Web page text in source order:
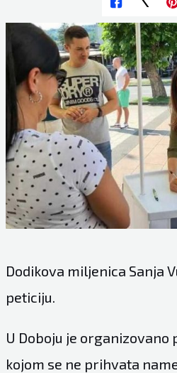
Dodikova miljenica Sanja
peticiju.
U Doboju je
kojom se ne prihvata